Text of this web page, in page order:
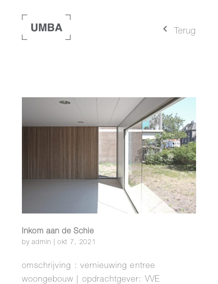
4 Terug
Inkom aan de Schie
byadmin |okt 7, 2021
omschrijving : vernieuwing entree
woongebouw | opdrachtgever: VVE